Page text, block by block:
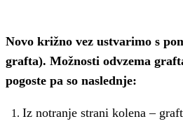
Novo križno vez ustvarimo s
grafta). Možnosti odvzema
pogoste pa so naslednje:
Iz notranje strani kolena –